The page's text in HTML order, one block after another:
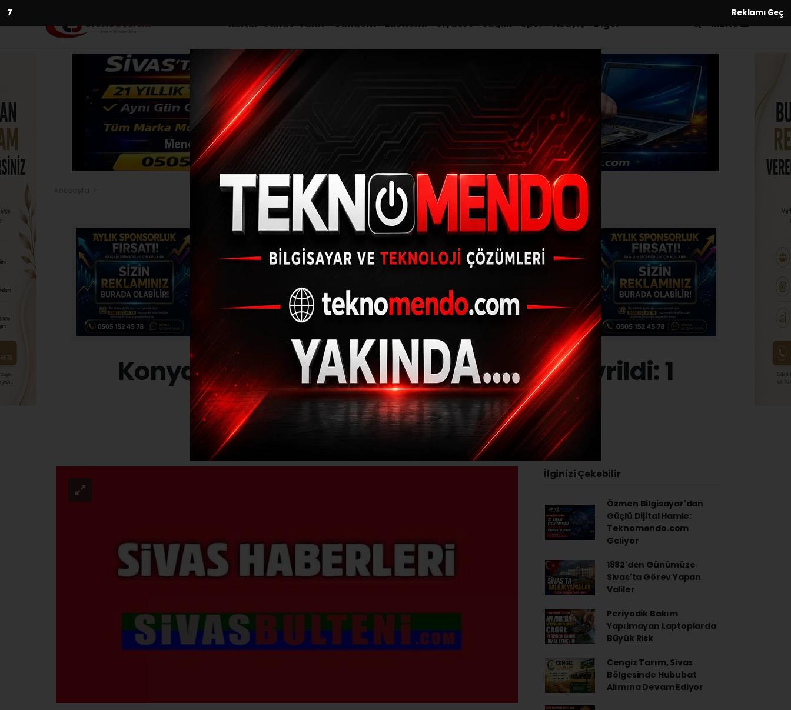
5 Reklamı Geç
Kültür-Sanat-Tarih Gündem Ekonomi Siyaset Sağlık Spor Asayiş Diğer MENÜ
Konya'da Yayaya Çarpan Otomobil Devrildi: 1
Ölü 3 Yaralı
27.08.2017 - 02:38, Güncelleme: 27.08.2017 - 02:38
İlginizi Çekebilir
Özmen Bilgisayar'dan
Güçlü Dijital Hamle:
Teknomendo.com
Geliyor
1882'den Günümüze
Sivas'ta Görev Yapan
Valiler
Periyodik Bakım
Yapılmayan Laptoplarda
Büyük Risk
Cengiz Tarım, Sivas
Bölgesinde Hububat
Alımına Devam Ediyor